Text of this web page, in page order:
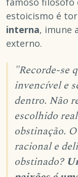
estoicismo é
interna, imune
externo.
"Recorde-se
invencível e
dentro. Não
escolhido
obstinação.
racional e
obstinado?